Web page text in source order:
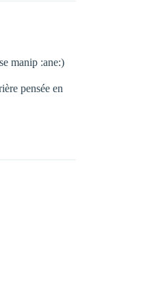
manip :ane:)
pensée en